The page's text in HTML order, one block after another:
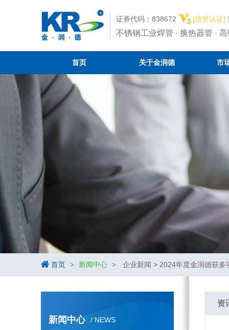
证券代码：838672 [信誉认证]
不锈钢工业焊管 · 换热器管 ·
首页 关于金润德 市
首页 > 新闻中心 > 企业新闻 > 2024年度金润德获多
新闻中心 / NEWS
资